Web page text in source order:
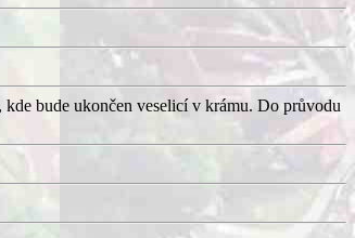
bude ukončen veselicí v krámu. Do průvodu